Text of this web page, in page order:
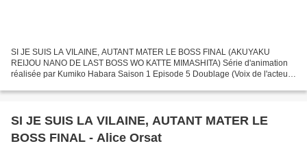
SI JE SUIS LA VILAINE, AUTANT MATER LE BOSS FINAL (AKUYAKU
REIJOU NANO DE LAST BOSS WO KATTE MIMASHITA) Série d'animation
réalisée par Kumiko Habara Saison 1 Episode 5 Doublage (Voix de l'acteur
SI JE SUIS LA VILAINE, AUTANT MATER LE
BOSS FINAL - Alice Orsat